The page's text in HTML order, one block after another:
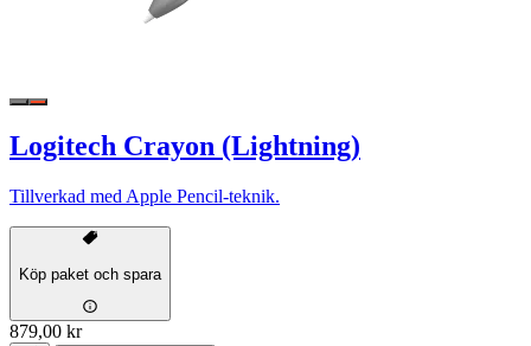
Logitech Crayon (Lightning)
Tillverkad med Apple Pencil-teknik.
Köp paket och spara
879,00 kr